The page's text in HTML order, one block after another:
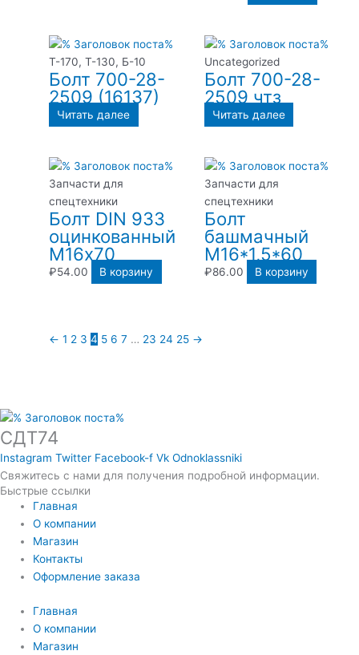
Т-170, Т-130, Б-10
Болт 700-28-
2509 (16137)
Читать далее
Uncategorized
Болт 700-28-
2509 чтз
Читать далее
Запчасти для
спецтехники
Болт DIN 933
оцинкованный
М16х70
₽54.00 В корзину
Запчасти для
спецтехники
Болт
башмачный
М16*1,5*60
₽86.00 В корзину
← 1 2 3 4 5 6 7 … 23 24 25 →
СДТ74
Instagram Twitter Facebook-f Vk Odnoklassniki
Свяжитесь с нами для получения подробной информации.
Быстрые ссылки
Главная
О компании
Магазин
Контакты
Оформление заказа
Главная
О компании
Магазин